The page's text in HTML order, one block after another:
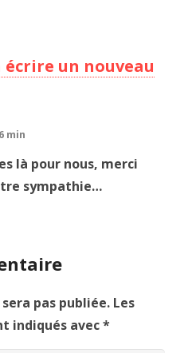
écrire un nouveau
min
là pour nous, merci
sympathie…
pas publiée. Les
indiqués avec*